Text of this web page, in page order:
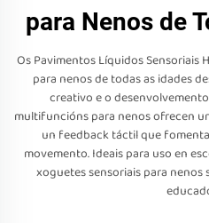
para Nenos de
Os Pavimentos Líquidos Sensoriais
para nenos de todas as idades
creativo e o
multifuncións para nenos ofrecen
un feedback táctil que
movemento. Ideais para uso en
xoguetes sensoriais para